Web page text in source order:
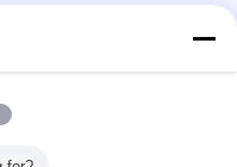
de 12 pouces résistant aux
maintenant
de pesée en mouvement,
fil.